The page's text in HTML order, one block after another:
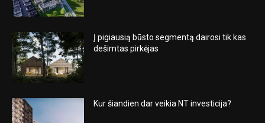
Į pigiausią būsto segmentą dairosi tik kas
dešimtas pirkėjas
Kur šiandien dar veikia NT investicija?